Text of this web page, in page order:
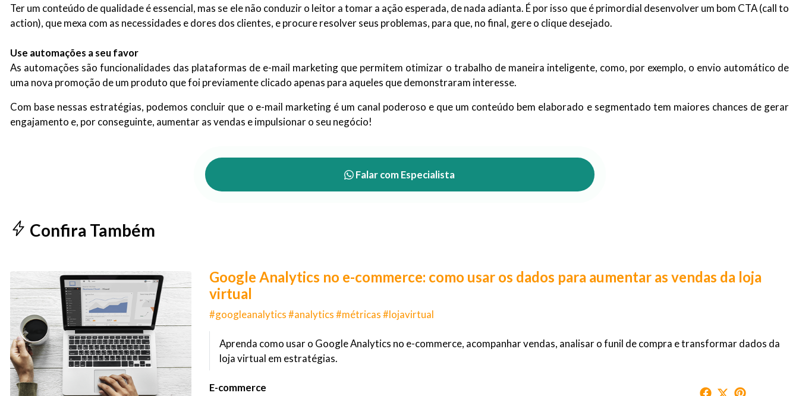
Ter um conteúdo de qualidade é essencial, mas se ele não conduzir o leitor a tomar a ação esperada, de nada adianta. É por isso que é primordial desenvolver um bom CTA (call to
action), que mexa com as necessidades e dores dos clientes, e procure resolver seus problemas, para que, no final, gere o clique desejado.
Use automações a seu favor
As automações são funcionalidades das plataformas de e-mail marketing que permitem otimizar o trabalho de maneira inteligente, como, por exemplo, o envio automático de
uma nova promoção de um produto que foi previamente clicado apenas para aqueles que demonstraram interesse.
Com base nessas estratégias, podemos concluir que o e-mail marketing é um canal poderoso e que um conteúdo bem elaborado e segmentado tem maiores chances de gerar
engajamento e, por conseguinte, aumentar as vendas e impulsionar o seu negócio!
Falar com Especialista
Confira Também
Google Analytics no e-commerce: como usar os dados para aumentar as vendas da loja
virtual
#googleanalytics #analytics #métricas #lojavirtual
Aprenda como usar o Google Analytics no e-commerce, acompanhar vendas, analisar o funil de compra e transformar dados da
loja virtual em estratégias.
E-commerce